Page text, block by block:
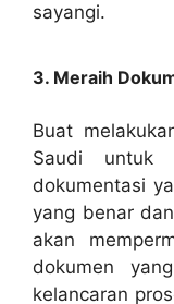
sayangi.
3. Meraih
Buat
Saudi untuk
dokumentasi
yang benar
akan
dokumen
kelancaran